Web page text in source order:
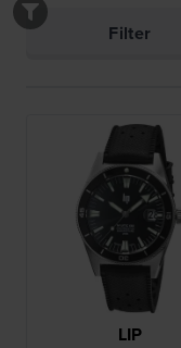
Filter
LIP